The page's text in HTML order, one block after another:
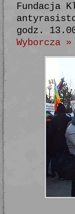
Fundacja
godz.
Wyborcza »